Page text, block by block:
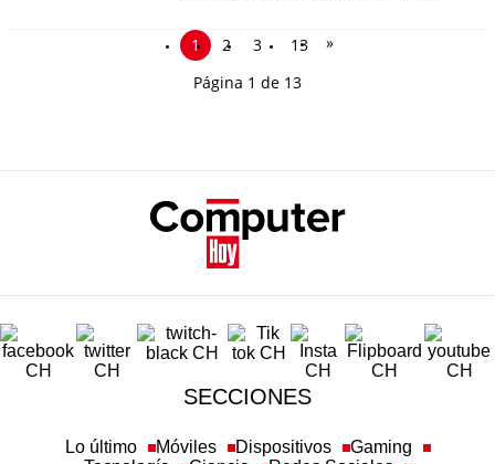
1 2 3 13
»
Página 1 de 13
SECCIONES
Lo último Móviles Dispositivos
Gaming